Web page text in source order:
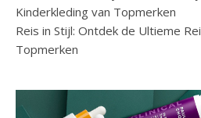
Kinderkleding van Topmerken
Reis in Stijl: Ontdek de Ultieme
Topmerken